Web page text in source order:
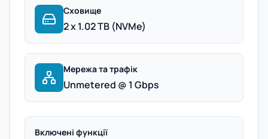
Сховище
2 x 1.02 TB (NVMe)
Мережа та трафік
Unmetered @ 1 Gbps
Включені функції